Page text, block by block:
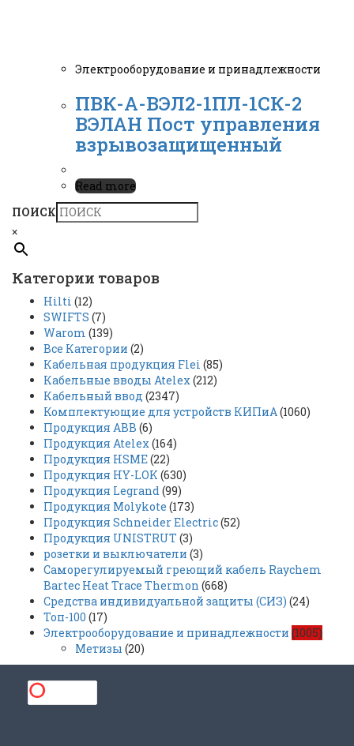
Электрооборудование и принадлежности
ПВК-А-ВЭЛ2-1ПЛ-1СК-2
ВЭЛАН Пост управления
взрывозащищенный
Read more
ПОИСК
×
Категории товаров
Hilti (12)
SWIFTS (7)
Warom (139)
Все Категории (2)
Кабельная продукция Flei (85)
Кабельные вводы Atelex(212)
Кабельный ввод (2347)
Комплектующие для устройств КИПиА(1060)
Продукция ABB (6)
Продукция Atelex(164)
Продукция HSME(22)
Продукция HY-LOK (630)
Продукция Legrand(99)
Продукция Molykote (173)
Продукция Schneider Electric(52)
Продукция UNISTRUT (3)
розетки и выключатели (3)
Саморегулируемый греющий кабель Raychem
Bartec Heat Trace Thermon (668)
Средства индивидуальной защиты (СИЗ) (24)
Топ-100 (17)
Электрооборудование и принадлежности (1005)
Метизы (20)